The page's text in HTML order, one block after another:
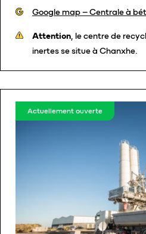
Google map – Centrale à
Attention, le centre de
inertes se situe à Chanxhe.
Actuellement ouverte